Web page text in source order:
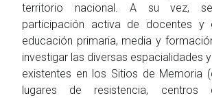
territorio nacional. A su vez,
participación activa de docentes y
educación primaria, media y
investigar las diversas espacialidades
existentes en los Sitios de Memoria
lugares de resistencia, centros